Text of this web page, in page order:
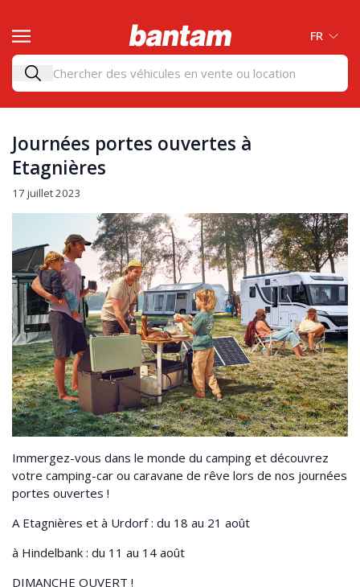
FR
Journées portes ouvertes à
Etagnières
17 juillet 2023
Immergez-vous dans le monde du camping et découvrez
votre camping-car ou caravane de rêve lors de nos journées
portes ouvertes !
A Etagnières et à Urdorf : du 18 au 21 août
à Hindelbank : du 11 au 14 août
DIMANCHE OUVERT !